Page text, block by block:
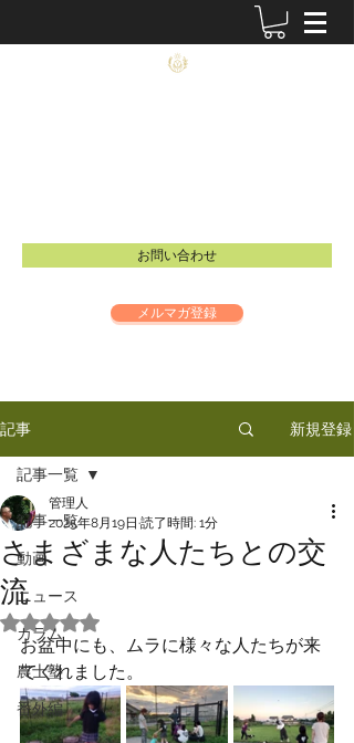
お問い合わせ
メルマガ登録
記事 新規登録
記事一覧
動画
ニュース
カラム
農士塾
番外編
記事一覧
さまざまな人たちとの交
流
管理人
2025年8月19日 読了時間: 1分
5つ星のうちNaNと評価されています。
お盆中にも、ムラに様々な人たちが来
てくれました。